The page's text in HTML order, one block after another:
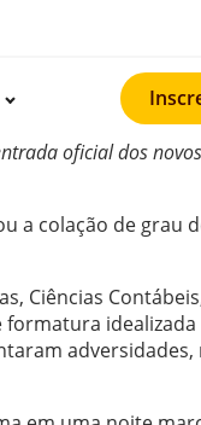
oficial dos
a colação de grau
Ciências
adversidades,